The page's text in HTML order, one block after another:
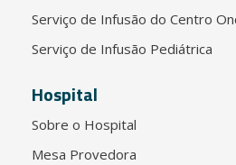
Serviço de Infusão do Centro
Serviço de Infusão Pediátrica
Hospital
Sobre o Hospital
Mesa Provedora